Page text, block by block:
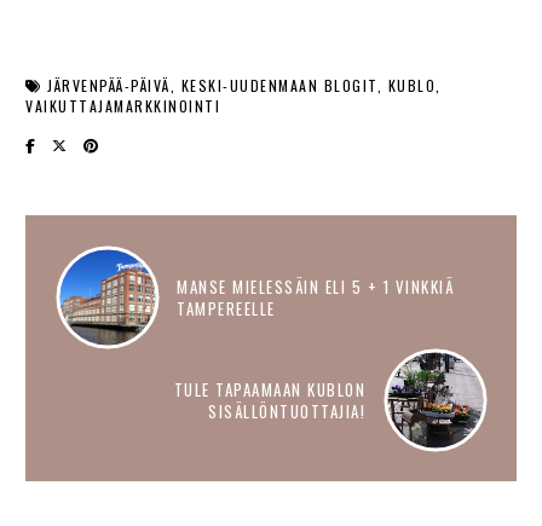
JÄRVENPÄÄ-PÄIVÄ KESKI-UUDENMAAN BLOGIT
KUBLO
VAIKUTTAJAMARKKINOINTI
MANSE MIELESSÄIN ELI 5 + 1 VINKKIÄ
TAMPEREELLE
TULE TAPAAMAAN KUBLON
SISÄLLÖNTUOTTAJIA!